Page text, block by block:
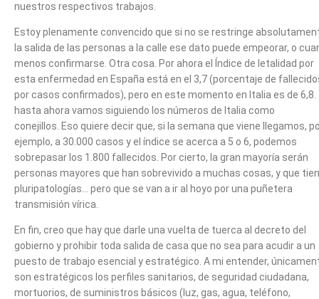
nuestros respectivos trabajos.
Estoy plenamente convencido que si no se restringe
la salida de las personas a la calle ese dato puede empeorar, o
menos confirmarse. Otra cosa. Por ahora el Índice de letalidad por
esta enfermedad en España está en el 3,7 (porcentaje de
por casos confirmados), pero en este momento en Italia es de 6,8.
hasta ahora vamos siguiendo los números de Italia como
conejillos. Eso quiere decir que, si la semana que viene llegamos,
ejemplo, a 30.000 casos y el índice se acerca a 5 o 6, podemos
sobrepasar los 1.800 fallecidos. Por cierto, la gran mayoría serán
personas mayores que han sobrevivido a muchas cosas, y que
pluripatologías… pero que se van a ir al hoyo por una puñetera
transmisión vírica.
En fin, creo que hay que darle una vuelta de tuerca al decreto del
gobierno y prohibir toda salida de casa que no sea para acudir a un
puesto de trabajo esencial y estratégico. A mi entender,
son estratégicos los perfiles sanitarios, de seguridad ciudadana,
mortuorios, de suministros básicos (luz, gas, agua, teléfono,